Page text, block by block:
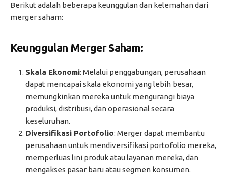
Berikut adalah beberapa keunggulan dan kelemahan dari
merger saham:
Keunggulan Merger Saham:
Skala Ekonomi: Melalui penggabungan, perusahaan
dapat mencapai skala ekonomi yang lebih besar,
memungkinkan mereka untuk mengurangi biaya
produksi, distribusi, dan operasional secara
keseluruhan.
Diversifikasi Portofolio: Merger dapat membantu
perusahaan untuk mendiversifikasi portofolio mereka,
memperluas lini produk atau layanan mereka, dan
mengakses pasar baru atau segmen konsumen.